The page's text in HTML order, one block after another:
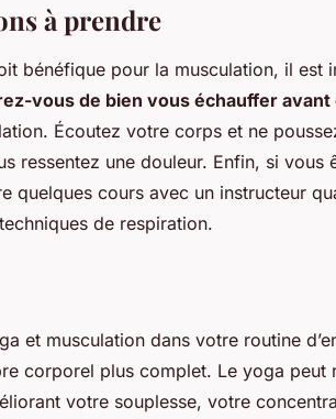
à prendre
bénéfique pour la musculation, il est
vous de bien vous échauffer avant
Écoutez votre corps et ne
ressentez une douleur. Enfin, si vous
quelques cours avec un instructeur
de respiration.
et musculation dans votre routine
corporel plus complet. Le yoga peut
votre souplesse, votre